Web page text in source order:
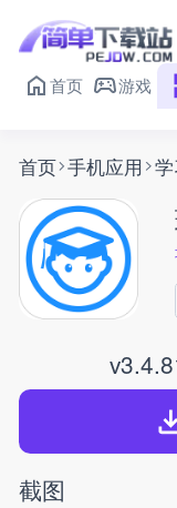
首页 游戏
首页 手机应用
v3.4.8
截图